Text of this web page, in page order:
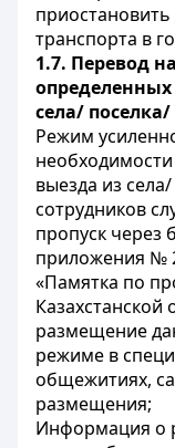
транспорта в
1.7. Перевод
села/
Режим
выезда из
сотрудников
пропуск через
приложения №
«Памятка по
размещение
режиме в
общежитиях,
размещения;
Информация о